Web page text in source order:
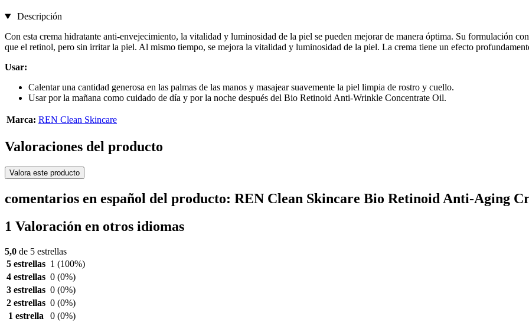
Descripción
Con esta crema hidratante anti-envejecimiento, la vitalidad y luminosidad de la piel se pueden mejorar de manera óptima. Su formulación
que el retinol, pero sin irritar la piel. Al mismo tiempo, se mejora la vitalidad y luminosidad de la piel. La crema tiene un efecto
Usar:
Calentar una cantidad generosa en las palmas de las manos y masajear suavemente la piel limpia de rostro y cuello.
Usar por la mañana como cuidado de día y por la noche después del Bio Retinoid Anti-Wrinkle Concentrate Oil.
Marca: REN Clean Skincare
Valoraciones del producto
Valora este producto
comentarios en español del producto: REN Clean Skincare Bio Retinoid Anti-Aging
1 Valoración en otros idiomas
5,0 de 5 estrellas
5 estrellas 1 (100%)
4 estrellas 0 (0%)
3 estrellas 0 (0%)
2 estrellas 0 (0%)
1 estrella
0 (0%)